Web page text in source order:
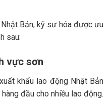
Bản, kỹ sư hóa được ưu
sau:
vực sơn
khẩu lao động Nhật Bản
đầu cho nhiều lao động.